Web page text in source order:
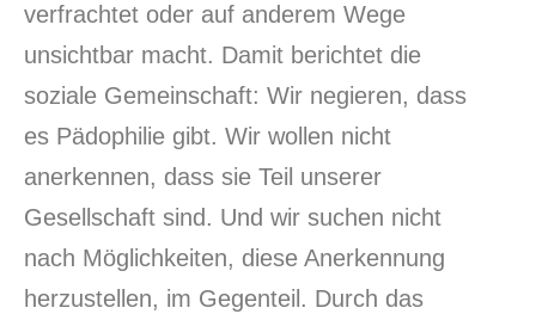
verfrachtet oder auf anderem Wege
unsichtbar macht. Damit berichtet die
soziale Gemeinschaft: Wir negieren, dass
es Pädophilie gibt. Wir wollen nicht
anerkennen, dass sie Teil unserer
Gesellschaft sind. Und wir suchen nicht
nach Möglichkeiten, diese Anerkennung
herzustellen, im Gegenteil. Durch das